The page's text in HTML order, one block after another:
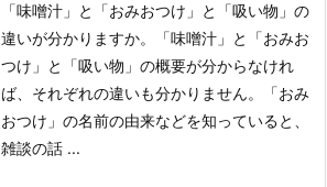
「味噌汁」と「おみおつけ」と「吸い物」の
違いが分かりますか。
「味噌汁」と「おみお
つけ」と「吸い物」の概要が分からなけれ
ば、それぞれの違いも分かりません。
「おみ
おつけ」の名前の由来などを知っていると、
雑談の話 ...